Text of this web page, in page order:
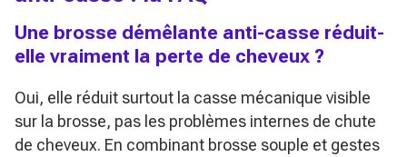
Une brosse démêlante anti-casse réduit-
elle vraiment la perte de cheveux ?
Oui, elle réduit surtout la casse mécanique visible
sur la brosse, pas les problèmes internes de chute
de cheveux. En combinant brosse souple et gestes